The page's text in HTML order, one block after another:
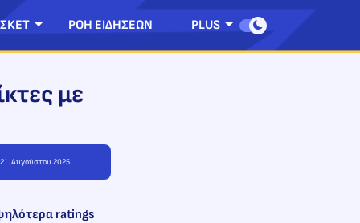
ΡΟΗ ΕΙΔΗΣΕΩΝ PLUS
με
Αυγούστου 2025
ratings